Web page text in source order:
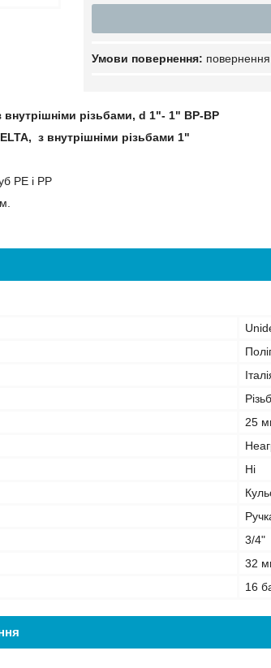
внутрішніми різьбами, d 1"- 1" ВР-ВР
з внутрішніми різьбами 1"
PE і PP
25
Ні
3/4"
32
16